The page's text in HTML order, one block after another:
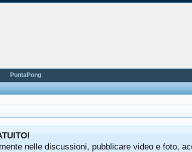
nelle discussioni, pubblicare video e foto,
PuntaPong